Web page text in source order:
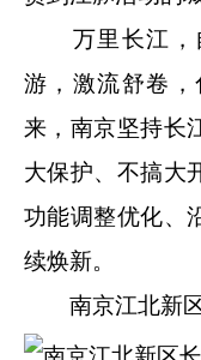
万里长江，
游，激流舒卷
来，南京坚持长
大保护、不搞大
功能调整优化、
续焕新。
南京江北新